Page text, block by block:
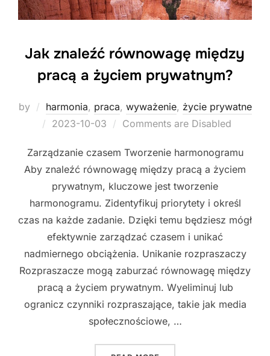
Jak znaleźć równowagę między
pracą a życiem prywatnym?
by harmonia, praca, wyważenie, życie prywatne
Posted
2023-10-03 Comments are Disabled
Zarządzanie czasem Tworzenie harmonogramu
Aby znaleźć równowagę między pracą a życiem
prywatnym, kluczowe jest tworzenie
harmonogramu. Zidentyfikuj priorytety i określ
czas na każde zadanie. Dzięki temu będziesz mógł
efektywnie zarządzać czasem i unikać
nadmiernego obciążenia. Unikanie rozpraszaczy
Rozpraszacze mogą zaburzać równowagę między
pracą a życiem prywatnym. Wyeliminuj lub
ogranicz czynniki rozpraszające, takie jak media
społecznościowe, …